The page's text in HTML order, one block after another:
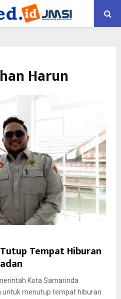
Harun
Tempat Hiburan
Kota Samarinda
untuk menutup tempat hiburan